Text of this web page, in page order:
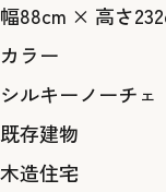
幅88cm × 高さ
カラー
シルキーノーチェ
既存建物
木造住宅